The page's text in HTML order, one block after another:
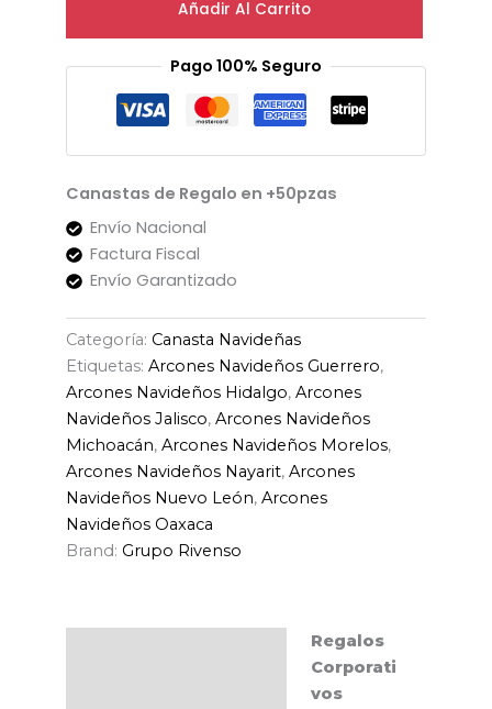
Añadir Al Carrito
Pago 100% Seguro
Canastas de Regalo en +50pzas
Envío Nacional
Factura Fiscal
Envío Garantizado
Categoría: Canasta Navideñas
Etiquetas: Arcones Navideños Guerrero,
Arcones Navideños Hidalgo, Arcones
Navideños Jalisco, Arcones Navideños
Michoacán, Arcones Navideños Morelos,
Arcones Navideños Nayarit, Arcones
Navideños Nuevo León, Arcones
Navideños Oaxaca
Brand: Grupo Rivenso
Regalos
Corporati
vos